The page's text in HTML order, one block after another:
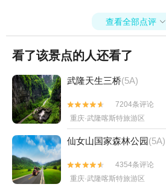
查看全部点评 
看了该景点的人还看了
武隆天生三桥(5A)


7204条评论
重庆·武隆喀斯特旅游区
仙女山国家森林公园(5A)


4354条评论
重庆·武隆喀斯特旅游区